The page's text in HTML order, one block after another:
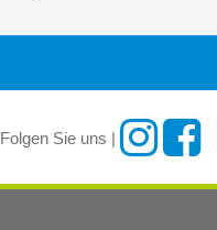
Folgen Sie uns |